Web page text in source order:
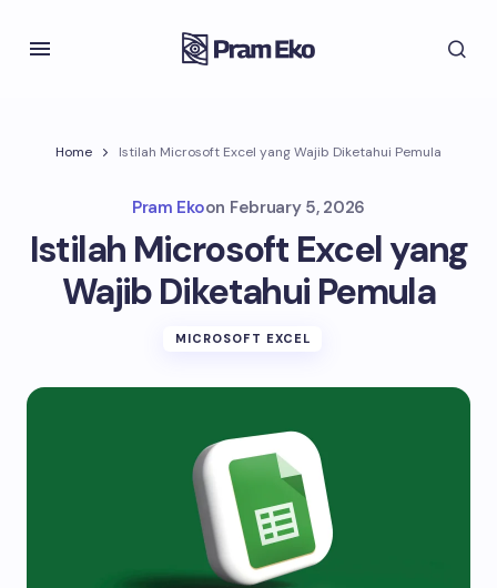
Home Istilah Microsoft Excel yang Wajib Diketahui Pemula
Pram Ekoon February 5, 2026
Istilah Microsoft Excel yang
Wajib Diketahui Pemula
MICROSOFT EXCEL